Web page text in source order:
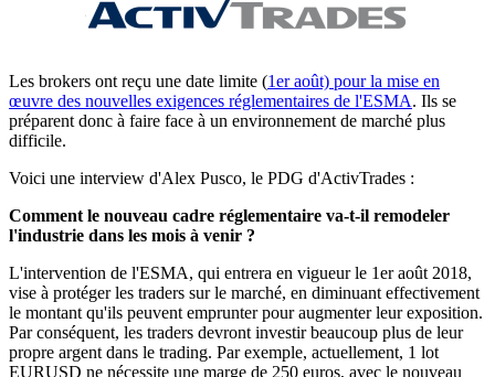
Les brokers ont reçu une date limite (1er août) pour la mise en
œuvre des nouvelles exigences réglementaires de l'ESMA. Ils se
préparent donc à faire face à un environnement de marché plus
difficile.
Voici une interview d'Alex Pusco, le PDG d'ActivTrades :
Comment le nouveau cadre réglementaire va-t-il remodeler
l'industrie dans les mois à venir ?
L'intervention de l'ESMA, qui entrera en vigueur le 1er août 2018,
vise à protéger les traders sur le marché, en diminuant effectivement
le montant qu'ils peuvent emprunter pour augmenter leur exposition.
Par conséquent, les traders devront investir beaucoup plus de leur
propre argent dans le trading. Par exemple, actuellement, 1 lot
EURUSD ne nécessite une marge de 250 euros, avec le nouveau